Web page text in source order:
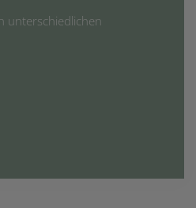
unterschiedlichen